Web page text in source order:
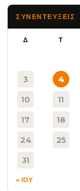
ΣΥΝΕΝΤΕΥΞΕΙΣ
Δ Τ
3 4
10 11
17 18
24 25
31
« ΙΟΥ